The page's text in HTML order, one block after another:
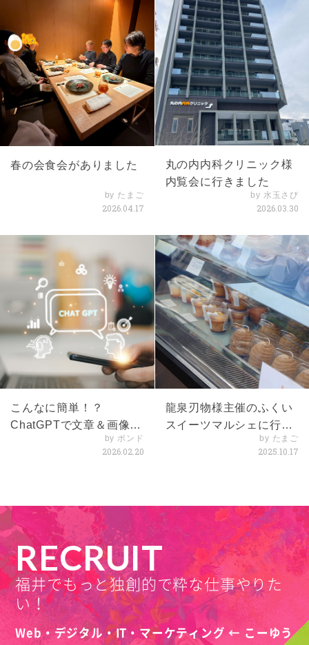
春の会食会がありました
by たまご
2026.04.17
丸の内内科クリニック様
内覧会に行きました
by 水玉さび
2026.03.30
こんなに簡単！？
ChatGPTで文章＆画像体
by ボンド
2026.02.20
龍泉刃物様主催のふくい
スイーツマルシェに行っ
by たまご
2025.10.17
RECRUIT
福井でもっと独創的で粋な仕事やりた
い！
Web・デジタル・IT・マーケティング ← こーゆう